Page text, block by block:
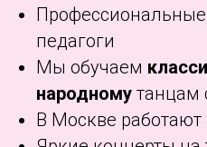
педагоги
Мы обучаем
народному танцам
В Москве